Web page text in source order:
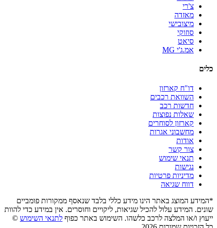
צ'רי
מאזדה
מיצובישי
סוזוקי
סיאט
אמ.ג'י MG
כלים
דו"ח קארזון
השוואת רכבים
חדשות רכב
שאלות נפוצות
קארזון לסוחרים
מחשבוני אגרות
אודות
צור קשר
תנאי שימוש
נגישות
מדיניות פרטיות
דווח שגיאה
*המידע המוצג באתר הינו מידע כללי בלבד שנאסף ממקורות פומביים
שונים. המידע עלול להכיל שגיאות, ליקויים וחוסרים. אין במידע כדי להוות
ייעוץ ו/או המלצה לרכב כלשהו. השימוש באתר כפוף לתנאי השימוש ©